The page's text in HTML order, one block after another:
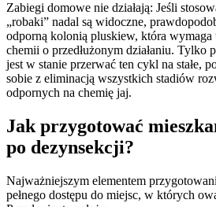
Zabiegi domowe nie działają: Jeśli
„robaki” nadal są widoczne,
odporną kolonią pluskiew, która wymaga
chemii o przedłużonym działaniu. Tylko
jest w stanie przerwać ten cykl na stałe,
sobie z eliminacją wszystkich stadiów
odpornych na chemię jaj.
Jak przygotować
po dezynsekcji?
Najważniejszym elementem
pełnego dostępu do miejsc, w których